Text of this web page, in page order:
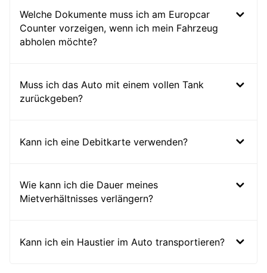
Welche Dokumente muss ich am Europcar
Counter vorzeigen, wenn ich mein Fahrzeug
abholen möchte?
Muss ich das Auto mit einem vollen Tank
zurückgeben?
Kann ich eine Debitkarte verwenden?
Wie kann ich die Dauer meines
Mietverhältnisses verlängern?
Kann ich ein Haustier im Auto transportieren?